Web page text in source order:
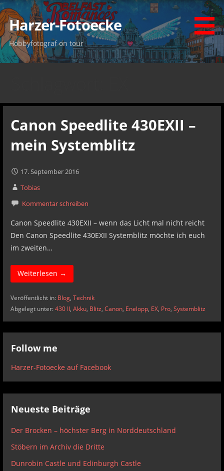
Zum
Inhalt
springen
Harzer-Fotoecke
Hobbyfotograf on tour
Canon Speedlite 430EXII –
mein Systemblitz
17. September 2016
Tobias
Kommentar schreiben
Canon Speedlite 430EXII – wenn das Licht mal nicht reicht
Den Canon Speedlite 430EXII Systemblitz möchte ich euch
im zweiten…
Weiterlesen →
Veröffentlicht in: Blog, Technik
Abgelegt unter:430 II, Akku, Blitz, Canon, Enelopp, EX, Pro, Systemblitz
Follow me
Harzer-Fotoecke auf Facebook
Neueste Beiträge
Der Brocken – höchster Berg in Norddeutschland
Stöbern im Archiv die Dritte
Dunrobin Castle und Edinburgh Castle